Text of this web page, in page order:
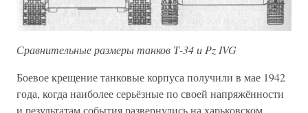
Сравнительные размеры танков Т-34 и Pz IVG
Боевое крещение танковые корпуса получили в мае 1942
года, когда наиболее серьёзные по своей напряжённости